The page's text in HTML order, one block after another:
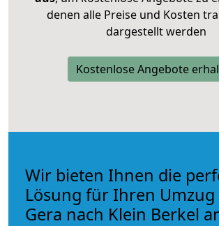
denen alle Preise und Kosten
dargestellt werden
Kostenlose Angebote
Wir bieten Ihnen die
Lösung für Ihren Umzug
Gera nach Klein Berkel